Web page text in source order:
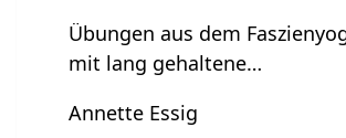
Übungen aus dem
mit lang gehaltene…
Annette Essig